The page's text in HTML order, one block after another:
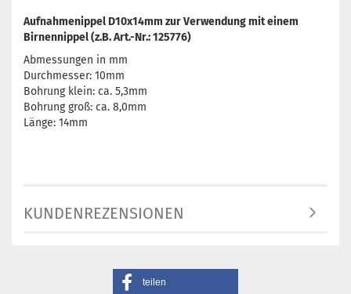
Aufnahmenippel D10x14mm zur Verwendung mit einem
Birnennippel (z.B. Art.-Nr.: 125776)
Abmessungen in mm
Durchmesser: 10mm
Bohrung klein: ca. 5,3mm
Bohrung groß: ca. 8,0mm
Länge: 14mm
KUNDENREZENSIONEN
teilen